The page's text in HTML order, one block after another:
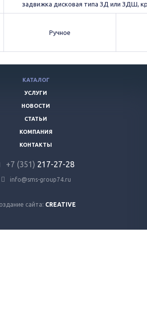
задвижка дисковая типа ЗД или ЗДШ,
Ручное
КАТАЛОГ
УСЛУГИ
НОВОСТИ
СТАТЬИ
КОМПАНИЯ
КОНТАКТЫ
+7 (351) 217-27-28
info@sms-group74.ru
сайта: CREATIVE